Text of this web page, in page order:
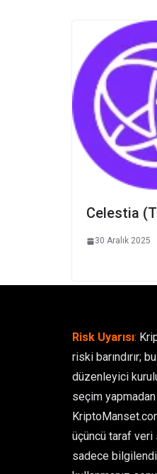
Celestia
30 Aralık 2025
Risk Uyarısı:
riski barındırır;
düzenleyici
seçim
üçüncü taraf veri
sadece